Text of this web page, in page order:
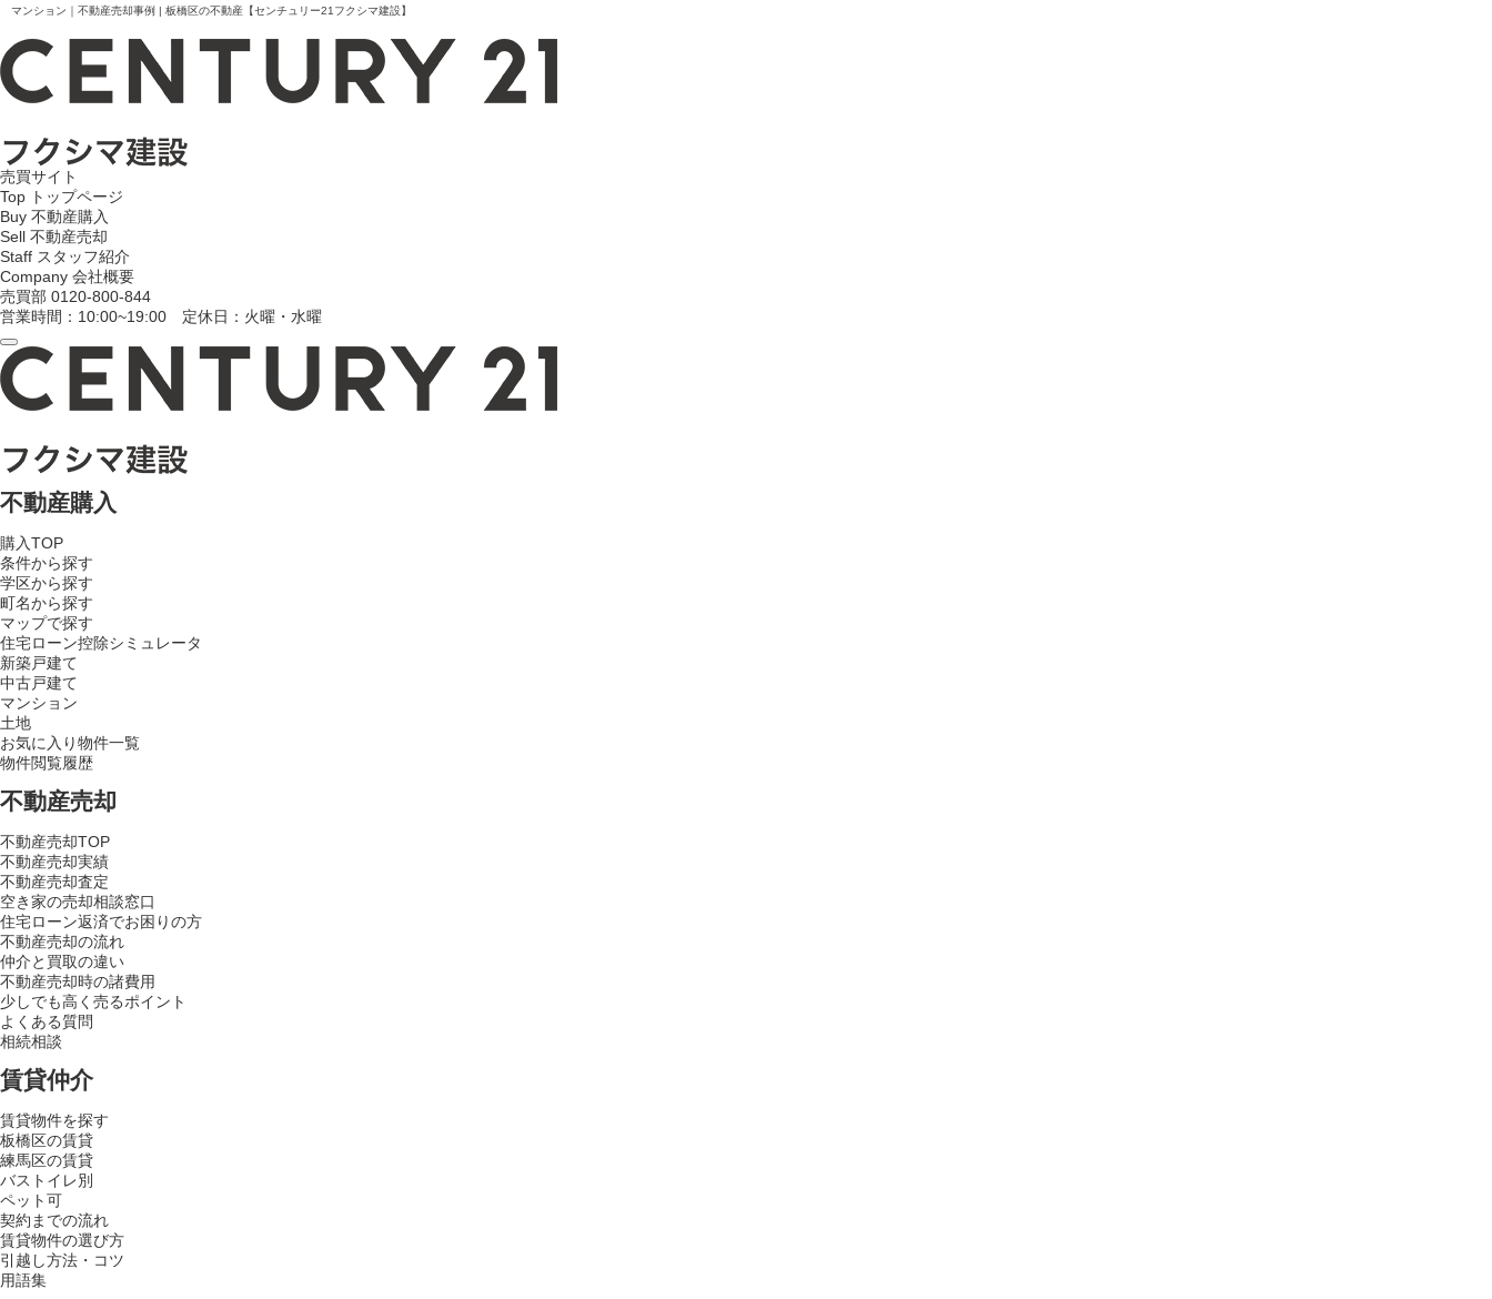
マンション｜不動産売却事例 | 板橋区の不動産【センチュリー21フクシマ建設】
売買サイト
Top トップページ
Buy 不動産購入
Sell 不動産売却
Staff スタッフ紹介
Company 会社概要
売買部 0120-800-844
営業時間：10:00~19:00 定休日：火曜・水曜
不動産購入
購入TOP
条件から探す
学区から探す
町名から探す
マップで探す
住宅ローン控除シミュレータ
新築戸建て
中古戸建て
マンション
土地
お気に入り物件一覧
物件閲覧履歴
不動産売却
不動産売却TOP
不動産売却実績
不動産売却査定
空き家の売却相談窓口
住宅ローン返済でお困りの方
不動産売却の流れ
仲介と買取の違い
不動産売却時の諸費用
少しでも高く売るポイント
よくある質問
相続相談
賃貸仲介
賃貸物件を探す
板橋区の賃貸
練馬区の賃貸
バストイレ別
ペット可
契約までの流れ
賃貸物件の選び方
引越し方法・コツ
用語集